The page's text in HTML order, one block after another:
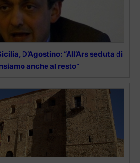
D’Agostino: “All’Ars seduta di
anche al resto”